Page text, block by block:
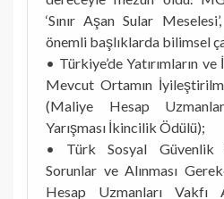
‘Sınır Aşan Sular
önemli başlıklarda bilimsel
• Türkiye’de Yatırımların
Mevcut Ortamın
(Maliye Hesap
Yarışması İkincilik Ödülü);
• Türk Sosyal Güvenlik
Sorunlar ve Alınması
Hesap Uzmanları Vakfı